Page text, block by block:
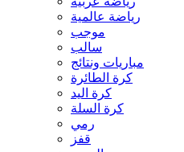
رياضة عالمية
موجب
سالب
مباريات ونتائج
كرة الطائرة
كرة اليد
كرة السلة
رمي
قفز